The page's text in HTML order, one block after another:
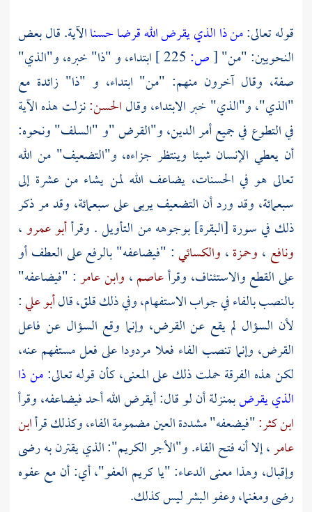
قوله تعالى:من ذا الذي يقرض الله قرضا حسناالآية. قال بعض
النحويين: "من"[ص:
ابتداء، و "ذا" خبره، و"الذي"
صفة، وقال آخرون منهم: "من" ابتداء، و "ذا" زائدة مع
"الذي"، و"الذي" خبر الابتداء، وقالالحسن:نزلت هذه الآية
في التطوع في جميع أمر الدين، و"القرض "و "السلف" ونحوه:
أن يعطي الإنسان شيئا وينتظر جزاءه، و"التضعيف" من الله
تعالى هو في الحسنات، يضاعف الله لمن يشاء من عشرة إلى
سبعمائة، وقد ورد أن التضعيف يربى على سبعمائة، وقد مر ذكر
ذلك في سورة [البقرة] بوجوهه من التأويل . وقرأأبو عمرو،
ونافع ، وحمزة، والكسائي: "فيضاعفه" بالرفع على العطف أو
على القطع والاستئناف، وقرأعاصم، وابن عامر: "فيضاعفه"
بالنصب بالفاء في جواب الاستفهام، وفي ذلك قلق، قالأبو علي:
لأن السؤال لم يقع عن القرض، وإنما وقع السؤال عن فاعل
القرض، وإنما تنصب الفاء فعلا مردودا على فعل مستفهم عنه،
لكن هذه الفرقة حملت ذلك على المعنى، كأن قوله تعالى:من ذا
الذي يقرضبمنزلة أن لو قال: أيقرض الله أحد فيضاعفه، وقرأ
ابن كثر:"فيضعفه" مشددة العين مضمومة الفاء، وكذلك قرأابن
عامر، إلا أنه فتح الفاء. و"الأجر الكريم": الذي يقترن به رضى
وإقبال، وهذا معنى الدعاء: "يا كريم العفو"، أي: أن مع عفوه
رضى ومغنما، وعفو البشر ليس كذلك.